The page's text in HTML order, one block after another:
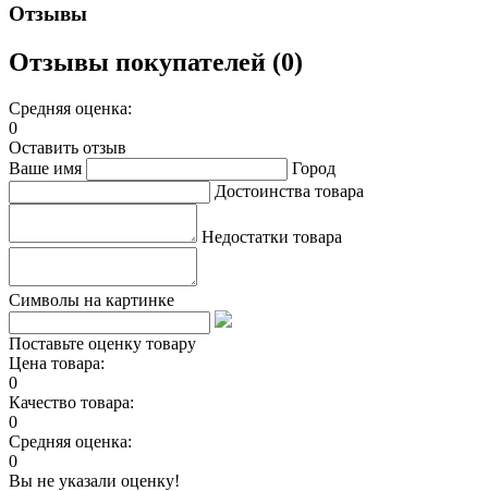
Отзывы
Отзывы покупателей (0)
Средняя оценка:
0
Оставить отзыв
Ваше имя
Город
Достоинства товара
Недостатки товара
Символы на картинке
Поставьте оценку товару
Цена товара:
0
Качество товара:
0
Средняя оценка:
0
Вы не указали оценку!